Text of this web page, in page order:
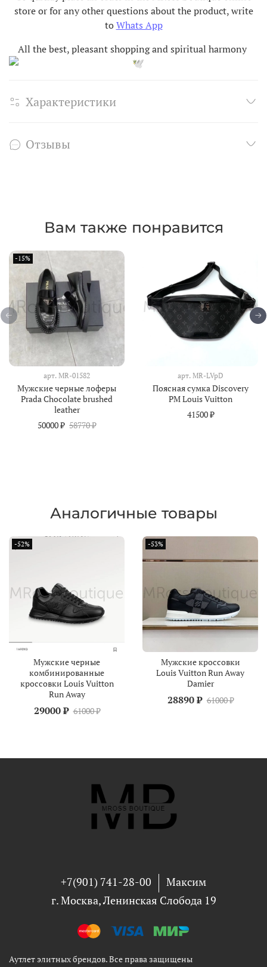
store or for any other questions about the product, write
to Whats App
All the best, pleasant shopping and spiritual harmony
Характеристики
Отзывы
Вам также понравится
-15%
арт. MR-01582
Мужские черные лоферы
Prada Chocolate brushed
leather
50000 ₽ 58770 ₽
арт. MR-LVpD
Поясная сумка Discovery
PM Louis Vuitton
41500 ₽
Аналогичные товары
-52%
Мужские черные
комбинированные
кроссовки Louis Vuitton
Run Away
29000 ₽ 61000 ₽
-53%
Мужские кроссовки
Louis Vuitton Run Away
Damier
28890 ₽ 61000 ₽
+7(901) 741-28-00
Максим
г. Москва, Ленинская Слобода 19
Аутлет элитных брендов. Все права защищены